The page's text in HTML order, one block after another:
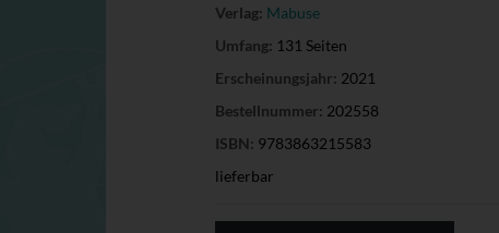
Verlag: Mabuse
Umfang: 131 Seiten
Erscheinungsjahr: 2021
Bestellnummer: 202558
ISBN: 9783863215583
lieferbar